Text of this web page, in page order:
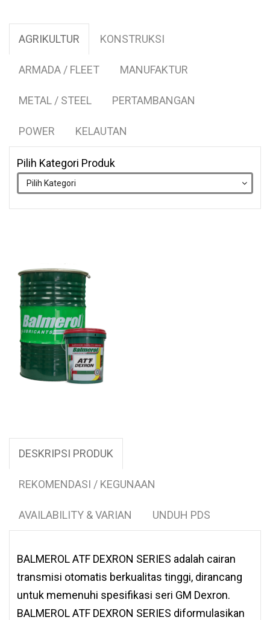
AGRIKULTUR KONSTRUKSI
ARMADA / FLEET MANUFAKTUR
METAL / STEEL PERTAMBANGAN
POWER KELAUTAN
Pilih Kategori Produk
DESKRIPSI PRODUK
REKOMENDASI / KEGUNAAN
AVAILABILITY & VARIAN UNDUH PDS
BALMEROL ATF DEXRON SERIES adalah cairan
transmisi otomatis berkualitas tinggi, dirancang
untuk memenuhi spesifikasi seri GM Dexron.
BALMEROL ATF DEXRON SERIES diformulasikan